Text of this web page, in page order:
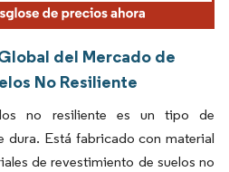
del Mercado de
No Resiliente
no resiliente es un tipo de
dura. Está fabricado con material
de revestimiento de suelos no